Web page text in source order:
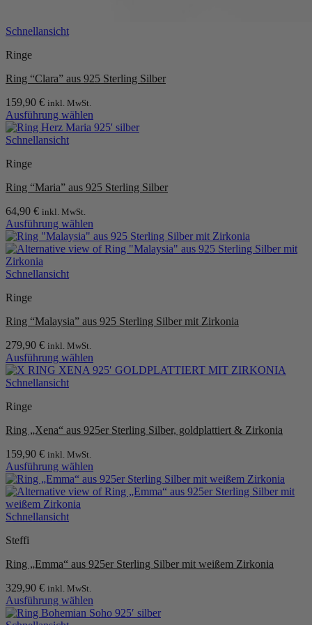
Schnellansicht
Ringe
Ring “Clara” aus 925 Sterling Silber
159,90 € inkl. MwSt.
Ausführung wählen
Dieses
Produkt
mehrere
auf.
Optionen
können
auf
der
Produktseite
gewählt
Schnellansicht
Ringe
Ring “Maria” aus 925 Sterling Silber
64,90 € inkl. MwSt.
Ausführung wählen
Dieses
Produkt
weist
mehrere
auf.
Optionen
auf
der
Produktseite
gewählt
Schnellansicht
Ringe
Ring “Malaysia” aus 925 Sterling Silber mit Zirkonia
279,90 € inkl. MwSt.
Ausführung wählen
Dieses
Produkt
mehrere
auf.
Optionen
können
auf
der
Produktseite
gewählt
Schnellansicht
Ringe
Ring „Xena“ aus 925er Sterling Silber, goldplattiert & Zirkonia
159,90 € inkl. MwSt.
Ausführung wählen
Dieses
Produkt
weist
mehrere
auf.
Optionen
auf
der
Produktseite
Schnellansicht
Steffi
Ring „Emma“ aus 925er Sterling Silber mit weißem Zirkonia
329,90 € inkl. MwSt.
Ausführung wählen
Dieses